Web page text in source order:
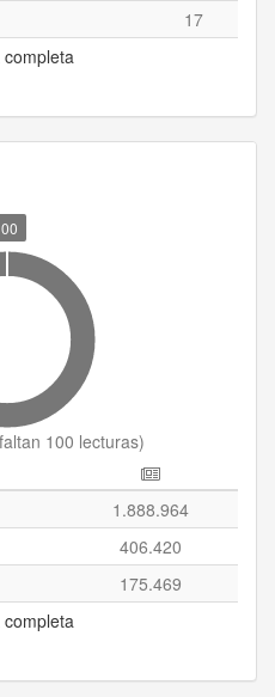
17
completa
faltan 100 lecturas)
1.888.964
406.420
175.469
completa